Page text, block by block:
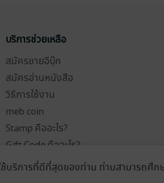
บริการช่วยเหลือ
สมัครขายอีบุ๊ก
สมัครอ่านหนังสือ
วิธีการใช้งาน
meb coin
Stamp คืออะไร?
Gift Code คืออะไร?
เงื่อนไขในการใช้บริการ
บริการที่ดีที่สุดของท่าน ท่านสามารถ